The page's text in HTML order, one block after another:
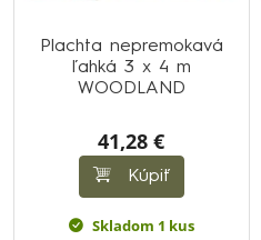
Plachta nepremokavá
ľahká 3 x 4 m
WOODLAND
41,28 €
Kúpiť
Skladom 1 kus